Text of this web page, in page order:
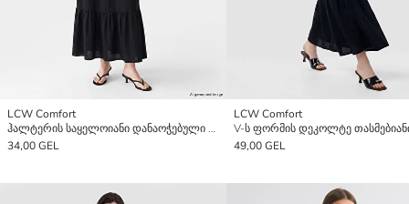
LCW Comfort
ჰალტერის საყელოიანი დანაოჭებული A-ხაზის კაბა
34,00 GEL
LCW Comfort
49,00 GEL